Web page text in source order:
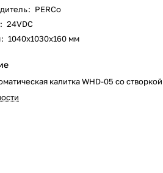
: PERCo
: 24VDC
: 1040х1030х160 мм
калитка WHD-05 со